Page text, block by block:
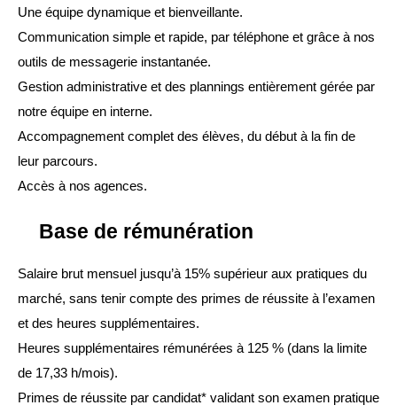
Une équipe dynamique et bienveillante.
Communication simple et rapide, par téléphone et grâce à nos
outils de messagerie instantanée.
Gestion administrative et des plannings entièrement gérée par
notre équipe en interne.
Accompagnement complet des élèves, du début à la fin de
leur parcours.
Accès à nos agences.
Base de rémunération
Salaire brut mensuel jusqu’à 15% supérieur aux pratiques du
marché, sans tenir compte des primes de réussite à l’examen
et des heures supplémentaires.
Heures supplémentaires rémunérées à 125 % (dans la limite
de 17,33 h/mois).
Primes de réussite par candidat* validant son examen pratique